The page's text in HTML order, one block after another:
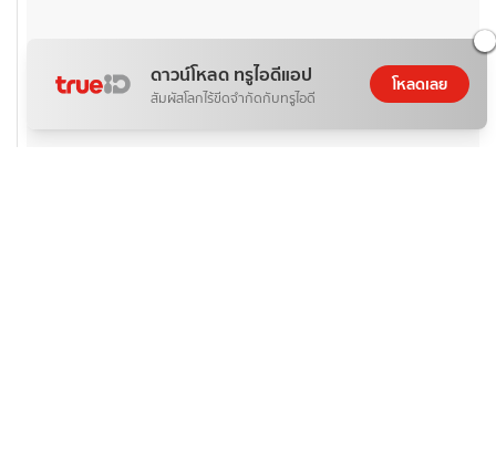
ดาวน์โหลด ทรูไอดีแอป
สัมผัสโลกไร้ขีดจำกัดกับทรูไอดี
โหลดเลย